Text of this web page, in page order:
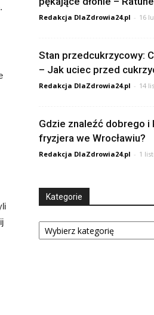
Redakcja DlaZdrowia24.pl - 16
Stan przedcukrzycowy:
– Jak uciec przed
Redakcja DlaZdrowia24.pl - 14
Gdzie znaleźć dobrego i
fryzjera we Wrocławiu?
Redakcja DlaZdrowia24.pl - 1
Kategorie
Kategorie